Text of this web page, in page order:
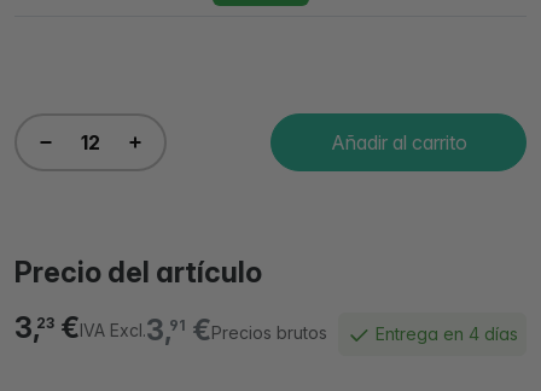
Añadir al carrito
Precio del artículo
3,91 €Precios brutos
3,23 €IVA Excl. Entrega en 4 días